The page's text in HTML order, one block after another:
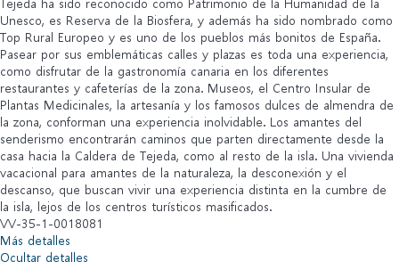
Tejeda ha sido reconocido como Patrimonio de la Humanidad de la
Unesco, es Reserva de la Biosfera, y además ha sido nombrado como
Top Rural Europeo y es uno de los pueblos más bonitos de España.
Pasear por sus emblemáticas calles y plazas es toda una experiencia,
como disfrutar de la gastronomía canaria en los diferentes
restaurantes y cafeterías de la zona. Museos, el Centro Insular de
Plantas Medicinales, la artesanía y los famosos dulces de almendra de
la zona, conforman una experiencia inolvidable. Los amantes del
senderismo encontrarán caminos que parten directamente desde la
casa hacia la Caldera de Tejeda, como al resto de la isla. Una vivienda
vacacional para amantes de la naturaleza, la desconexión y el
descanso, que buscan vivir una experiencia distinta en la cumbre de
la isla, lejos de los centros turísticos masificados.
VV-35-1-0018081
Más detalles
Ocultar detalles